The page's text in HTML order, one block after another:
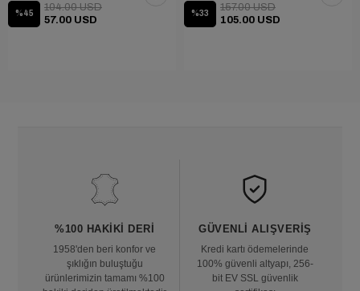
%45
57.00 USD
104.00 USD
%33
105.00 USD
157.00 USD
%100 HAKIKI DERI
1958'den beri konfor ve
şıklığın buluştuğu
ürünlerimizin tamamı %100
GÜVENLI ALIŞVERIŞ
Kredi kartı ödemelerinde
100% güvenli altyapı, 256-
bit EV SSL güvenlik